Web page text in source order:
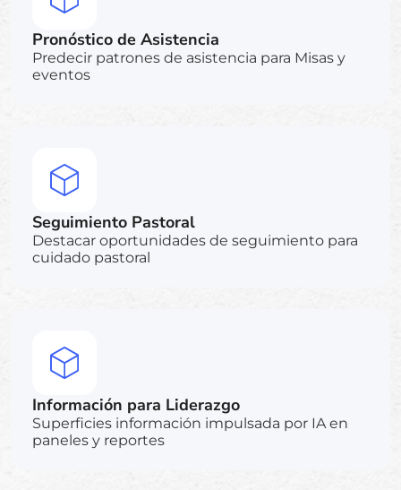
Pronóstico de Asistencia
Predecir patrones de asistencia para Misas y
eventos
Seguimiento Pastoral
Destacar oportunidades de seguimiento para
cuidado pastoral
Información para Liderazgo
Superficies información impulsada por IA en
paneles y reportes